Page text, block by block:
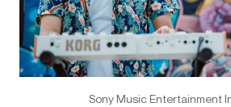
Sony Music Entertainment